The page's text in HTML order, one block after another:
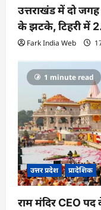
उत्तराखंड में दो
के झटके, टिहरी में
Fark India Web
1 minute read
उत्तर प्रदेश प्रादेशिक
राम मंदिर CEO